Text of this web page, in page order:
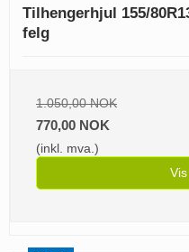
Tilhengerhjul 155/
felg
1.050,00 NOK
770,00 NOK
(inkl. mva.)